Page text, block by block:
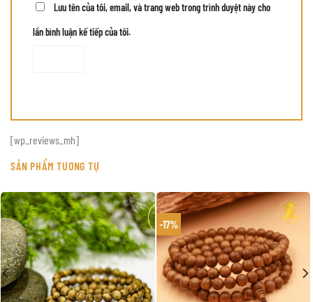
Lưu tên của tôi, email, và trang web trong trình duyệt này cho
lần bình luận kế tiếp của tôi.
[wp_reviews_mh]
SẢN PHẨM TƯƠNG TỰ
-17%